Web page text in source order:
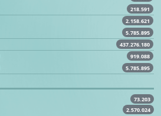
218.591
2.158.621
5.785.895
437.276.180
919.088
5.785.895
73.203
2.570.024